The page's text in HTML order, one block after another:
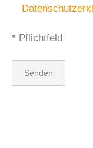
* Pflichtfeld